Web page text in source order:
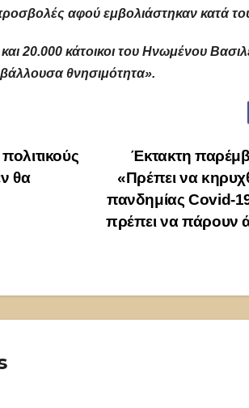
αφού εμβολιάστηκαν κατά
20.000 κάτοικοι του Ηνωμένου
θνησιμότητα».
Έκτακτη
«Πρέπει να
πανδημίας Covid-
πρέπει να πάρουν
θα